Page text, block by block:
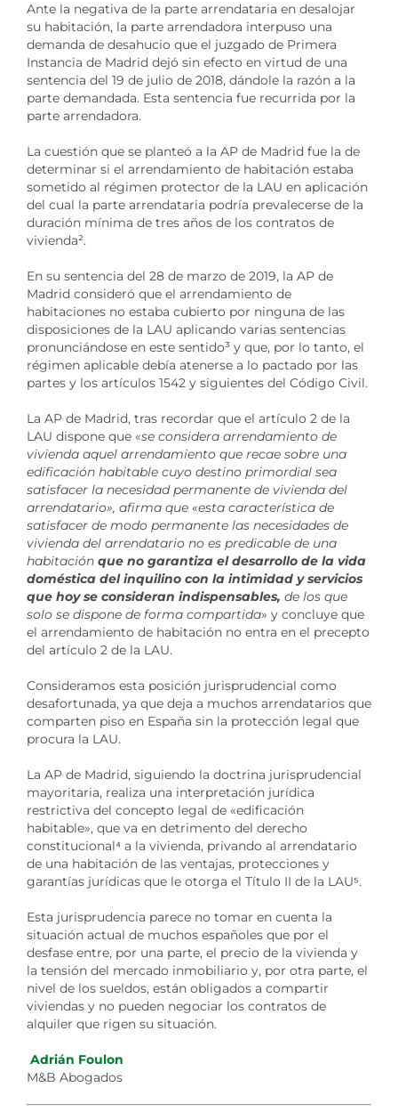
Ante la negativa de la parte arrendataria en desalojar
su habitación, la parte arrendadora interpuso una
demanda de desahucio que el juzgado de Primera
Instancia de Madrid dejó sin efecto en virtud de una
sentencia del 19 de julio de 2018, dándole la razón a la
parte demandada. Esta sentencia fue recurrida por la
parte arrendadora.
La cuestión que se planteó a la AP de Madrid fue la de
determinar si el arrendamiento de habitación estaba
sometido al régimen protector de la LAU en aplicación
del cual la parte arrendataria podría prevalecerse de la
duración mínima de tres años de los contratos de
vivienda².
En su sentencia del 28 de marzo de 2019, la AP de
Madrid consideró que el arrendamiento de
habitaciones no estaba cubierto por ninguna de las
disposiciones de la LAU aplicando varias sentencias
pronunciándose en este sentido³ y que, por lo tanto, el
régimen aplicable debía atenerse a lo pactado por las
partes y los artículos 1542 y siguientes del Código Civil.
La AP de Madrid, tras recordar que el artículo 2 de la
LAU dispone que «se considera arrendamiento de
vivienda aquel arrendamiento que recae sobre una
edificación habitable cuyo destino primordial sea
satisfacer la necesidad permanente de vivienda del
arrendatario», afirma que «esta característica de
satisfacer de modo permanente las necesidades de
vivienda del arrendatario no es predicable de una
habitación que no garantiza el desarrollo de la vida
doméstica del inquilino con la intimidad y servicios
que hoy se consideran indispensables, de los que
solo se dispone de forma compartida» y concluye que
el arrendamiento de habitación no entra en el precepto
del artículo 2 de la LAU.
Consideramos esta posición jurisprudencial como
desafortunada, ya que deja a muchos arrendatarios que
comparten piso en España sin la protección legal que
procura la LAU.
La AP de Madrid, siguiendo la doctrina jurisprudencial
mayoritaria, realiza una interpretación jurídica
restrictiva del concepto legal de «edificación
habitable», que va en detrimento del derecho
constitucional⁴ a la vivienda, privando al arrendatario
de una habitación de las ventajas, protecciones y
garantías jurídicas que le otorga el Título II de la LAU⁵.
Esta jurisprudencia parece no tomar en cuenta la
situación actual de muchos españoles que por el
desfase entre, por una parte, el precio de la vivienda y
la tensión del mercado inmobiliario y, por otra parte, el
nivel de los sueldos, están obligados a compartir
viviendas y no pueden negociar los contratos de
alquiler que rigen su situación.
Adrián Foulon
M&B Abogados